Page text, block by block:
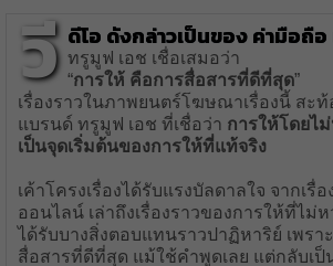
วี ดีโอ ดังกล่าวเป็นของ ค่ามือถื
ทรูมูฟ เอช เชื่อเสมอว่า
“การให้ คือการสื่อสารที่ดีที่สุด”
เรื่องราวในภาพยนตร์โฆษณาเรื่องนี้ สะ
แบรนด์ ทรูมูฟ เอช ที่เชื่อว่า การให้โดยไ
เป็นจุดเริ่มต้นของการให้ที่แท้จริง
เค้าโครงเรื่องได้รับแรงบัลดาลใจ จากเรื่
ออนไลน์ เล่าถึงเรื่องราวของการให้ที่ไม่
ได้รับบางสิ่งตอบแทนราวปาฏิหาริย์ เพรา
สื่อสารที่ดีที่สุด แม้ใช้คำพูดเลย แต่กลับเป็